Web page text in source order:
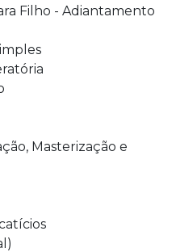
Filho - Adiantamento
Masterização e